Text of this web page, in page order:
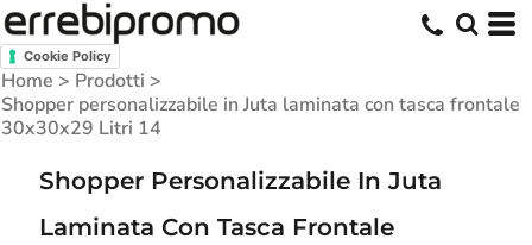
Cookie Policy
Home > Prodotti >
Shopper personalizzabile in Juta laminata con tasca frontale
30x30x29 Litri 14
Shopper Personalizzabile In Juta
Laminata Con Tasca Frontale